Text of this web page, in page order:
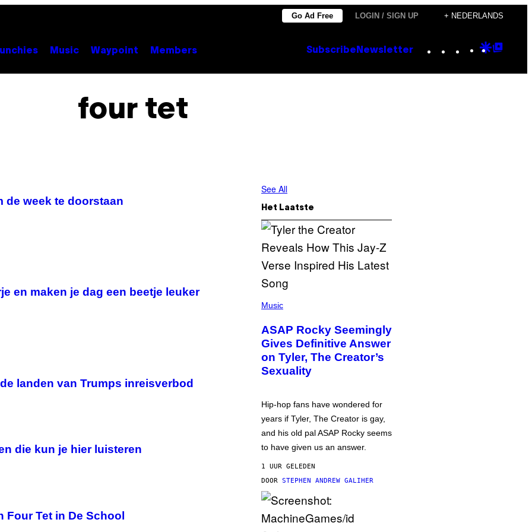
Go Ad Free LOGIN / SIGN UP + NEDERLANDS
Music Waypoint Members Subscribe Newsletter Instagram
TikTok
YouTube
Google
four tet
de week te doorstaan
en maken je dag een beetje leuker
landen van Trumps inreisverbod
die kun je hier luisteren
Tet in De School
See All
Het Laatste
H
O
B
Y
M
O
N
A
C
I
P
E
/
G
E
T
Music
ASAP Rocky Seemingly
Gives Definitive Answer
on Tyler, The Creator’s
Sexuality
Hip-hop fans have wondered for
years if Tyler, The Creator is gay,
and his old pal ASAP Rocky seems
to have given us an answer.
1 UUR GELEDEN
DOOR STEPHEN ANDREW GALIHER